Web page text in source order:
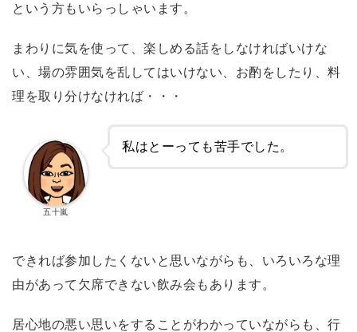
という方もいらっしゃいます。
まわりに気を使って、楽しめる話をしなければいけな
い、場の雰囲気を乱してはいけない、お酌をしたり、料
理を取り分けなければ・・・
私はとーっても苦手でした。
五十嵐
できれば参加したくないと思いながらも、いろいろな理
由があって欠席できない飲み会もあります。
居心地の悪い思いをすることがわかっていながらも、行